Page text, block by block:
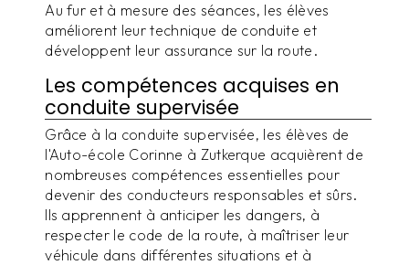
Au fur et à mesure des séances, les élèves
améliorent leur technique de conduite et
développent leur assurance sur la route.
Les compétences acquises en
conduite supervisée
Grâce à la conduite supervisée, les élèves de
l'Auto-école Corinne à Zutkerque acquièrent de
nombreuses compétences essentielles pour
devenir des conducteurs responsables et sûrs.
Ils apprennent à anticiper les dangers, à
respecter le code de la route, à maîtriser leur
véhicule dans différentes situations et à